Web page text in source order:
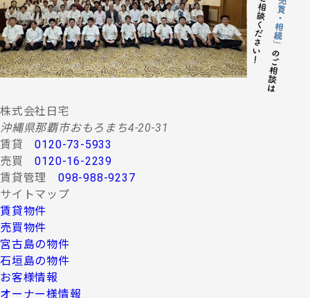
(２) 当社グループ会社によるコンサルティング、調査
等に関する契約その他取り決め事項の履行に必要
な範囲における利用並びに情報・サービスの提
供。
(３) 当社グループ会社における広告・宣伝、その他当
社グループ会社より発送されるダイレクトメール
又は、Ｅ-mail、Ｗｅｂサイト等を利用した情報サ
ービスの提供。
(４) 当社グループ会社が行う顧客動向調査、市場調
査、商品開発等の分析データ並びに広告反響等の
各種調査。
(５) 前各項に定める利用目的の達成に必要な範囲にお
ける個人情報の第三者提供。
４.お客様の個人情報の第三者への提供
第三者への提供にあたっては、機密保持のために必要な
措置を講じます。なお、上記利用目的の達成に必要な範
囲内において業務委託先に情報を提供する場合など、法
令に反しない範囲で停止請求をお受けできないことがあ
ります。 お客様の個人情報は、上記利用目的のために以
下の者に対して書面または口頭もしくはその他媒体によ
株式会社日宅
沖縄県那覇市おもろまち4-20-31
賃貸0120-73-5933
売買0120-16-2239
賃貸管理 098-988-9237
サイトマップ
賃貸物件
売買物件
宮古島の物件
石垣島の物件
お客様情報
オーナー様情報